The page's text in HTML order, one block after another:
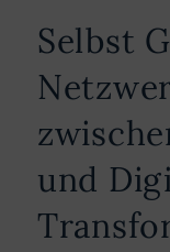
Selbst
und